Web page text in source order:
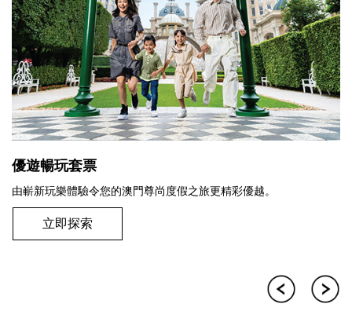
暢玩套票
玩樂體驗令您的澳門尊尚度假之旅更精彩優越。
立即探索